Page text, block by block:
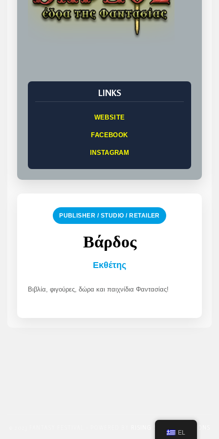
LINKS
WEBSITE
FACEBOOK
INSTAGRAM
PUBLISHER / STUDIO / RETAILER
Βάρδος
Εκθέτης
Βιβλία, φιγούρες, δώρα και παιχνίδια Φαντασίας!
EL